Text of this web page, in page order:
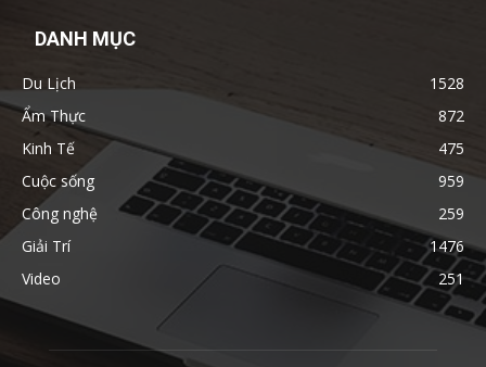
DANH MỤC
Du Lịch
1528
Ẩm Thực
872
Kinh Tế
475
Cuộc sống
959
Công nghệ
259
Giải Trí
1476
Video
251